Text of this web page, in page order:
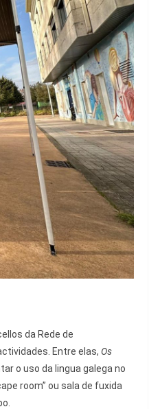
da Rede de
Entre elas, Os
o uso da lingua galega no
room” ou sala de fuxida